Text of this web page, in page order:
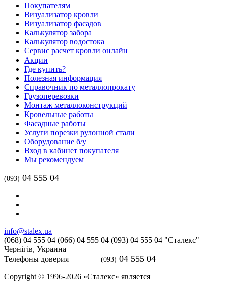
Покупателям
Визуализатор кровли
Визуализатор фасадов
Калькулятор забора
Калькулятор водостока
Сервис расчет кровли онлайн
Акции
Где купить?
Полезная информация
Справочник по металлопрокату
Грузоперевозки
Монтаж металлоконструкций
Кровельные работы
Фасадные работы
Услуги порезки рулонной стали
Оборудование б/у
Вход в кабинет покупателя
Мы рекомендуем
(093) 04 555 04
info@stalex.ua
(068) 04 555 04 (066) 04 555 04 (093) 04 555 04 "Сталекс"
Чернігів, Украина
Телефоны доверия
(093) 04 555 04
Copyright © 1996-2026 «Сталекс» является